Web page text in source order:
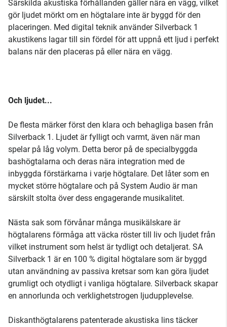
Särskilda akustiska förhållanden gäller nära en vägg, vilket
gör ljudet mörkt om en högtalare inte är byggd för den
placeringen. Med digital teknik använder Silverback 1
akustikens lagar till sin fördel för att uppnå ett ljud i perfekt
balans när den placeras på eller nära en vägg.
Och ljudet...
De flesta märker först den klara och behagliga basen från
Silverback 1. Ljudet är fylligt och varmt, även när man
spelar på låg volym. Detta beror på de specialbyggda
bashögtalarna och deras nära integration med de
inbyggda förstärkarna i varje högtalare. Det låter som en
mycket större högtalare och på System Audio är man
särskilt stolta över dess engagerande musikalitet.
Nästa sak som förvånar många musikälskare är
högtalarens förmåga att väcka röster till liv och ljudet från
vilket instrument som helst är tydligt och detaljerat. SA
Silverback 1 är en 100 % digital högtalare som är byggd
utan användning av passiva kretsar som kan göra ljudet
grumligt och otydligt i vanliga högtalare. Silverback skapar
en annorlunda och verklighetstrogen ljudupplevelse.
Diskanthögtalarens patenterade akustiska lins täcker